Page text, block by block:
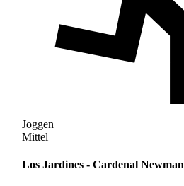
Joggen
Mittel
Los Jardines - Cardenal Newman